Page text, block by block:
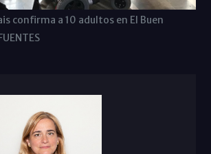
confirma a 10 adultos en El Buen